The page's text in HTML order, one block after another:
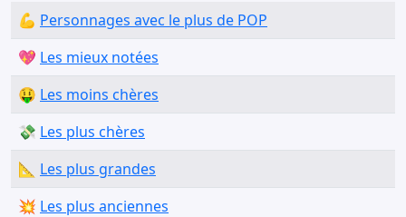
💪 Personnages avec le plus de POP
💖 Les mieux notées
🤑 Les moins chères
💸 Les plus chères
📐 Les plus grandes
💥 Les plus anciennes